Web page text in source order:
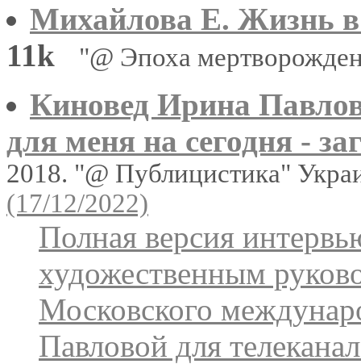
Михайлова Е. Жизнь
11k
"@ Эпоха
Киновед Ирина
для меня на сегодня -
2018. "@ Публицистика"
(17/12/2022)
Полная версия
художественным
Московского
Павловой для